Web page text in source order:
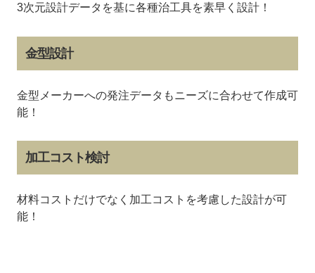
3次元設計データを基に各種治工具を素早く設計！
金型設計
金型メーカーへの発注データもニーズに合わせて作成可
能！
加工コスト検討
材料コストだけでなく加工コストを考慮した設計が可
能！